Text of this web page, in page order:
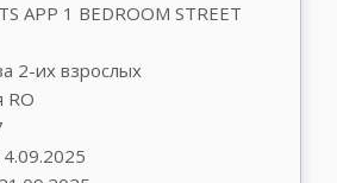
APP 1 BEDROOM STREET
2-их взрослых
RO